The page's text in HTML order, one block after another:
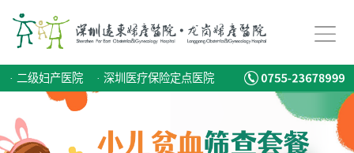
· 二级妇产医院 · 深圳医疗保险定点医院
儿童蛀牙如何预防？
专家:男性更要注意备孕，建议准备3-6个月时间